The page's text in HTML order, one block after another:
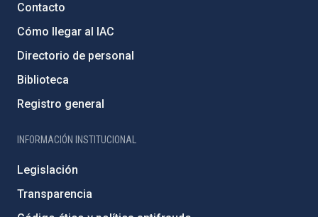
Contacto
Cómo llegar al IAC
Directorio de personal
Biblioteca
Registro general
INFORMACIÓN INSTITUCIONAL
Legislación
Transparencia